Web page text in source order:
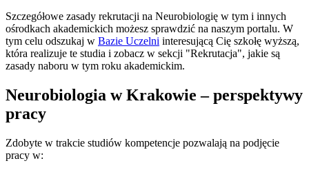
Szczegółowe zasady rekrutacji na Neurobiologię w tym i innych
ośrodkach akademickich możesz sprawdzić na naszym portalu. W
tym celu odszukaj w Bazie Uczelni interesującą Cię szkołę wyższą,
która realizuje te studia i zobacz w sekcji "Rekrutacja", jakie są
zasady naboru w tym roku akademickim.
Neurobiologia w Krakowie – perspektywy
pracy
Zdobyte w trakcie studiów kompetencje pozwalają na podjęcie
pracy w: